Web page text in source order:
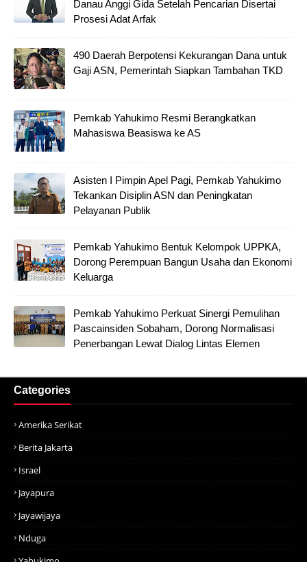
Danau Anggi Gida Setelah Pencarian Disertai
Prosesi Adat Arfak
490 Daerah Berpotensi Kekurangan Dana untuk
Gaji ASN, Pemerintah Siapkan Tambahan TKD
Pemkab Yahukimo Resmi Berangkatkan
Mahasiswa Beasiswa ke AS
Asisten I Pimpin Apel Pagi, Pemkab Yahukimo
Tekankan Disiplin ASN dan Peningkatan
Pelayanan Publik
Pemkab Yahukimo Bentuk Kelompok UPPKA,
Dorong Perempuan Bangun Usaha dan Ekonomi
Keluarga
Pemkab Yahukimo Perkuat Sinergi Pemulihan
Pascainsiden Sobaham, Dorong Normalisasi
Penerbangan Lewat Dialog Lintas Elemen
Categories
Amerika Serikat
Berita Jakarta
Israel
Jayapura
Jayawijaya
Nduga